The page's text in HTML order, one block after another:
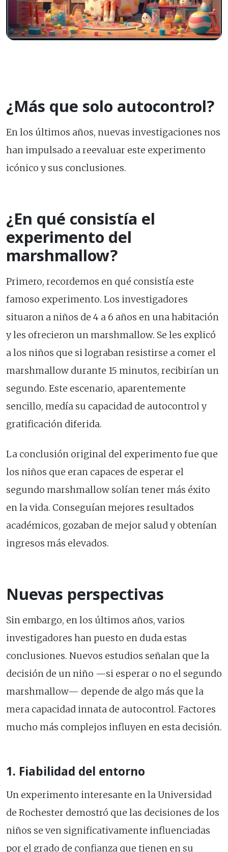
¿Más que solo autocontrol?
En los últimos años, nuevas investigaciones nos
han impulsado a reevaluar este experimento
icónico y sus conclusiones.
¿En qué consistía el
experimento del
marshmallow?
Primero, recordemos en qué consistía este
famoso experimento. Los investigadores
situaron a niños de 4 a 6 años en una habitación
y les ofrecieron un marshmallow. Se les explicó
a los niños que si lograban resistirse a comer el
marshmallow durante 15 minutos, recibirían un
segundo. Este escenario, aparentemente
sencillo, medía su capacidad de autocontrol y
gratificación diferida.
La conclusión original del experimento fue que
los niños que eran capaces de esperar el
segundo marshmallow solían tener más éxito
en la vida. Conseguían mejores resultados
académicos, gozaban de mejor salud y obtenían
ingresos más elevados.
Nuevas perspectivas
Sin embargo, en los últimos años, varios
investigadores han puesto en duda estas
conclusiones. Nuevos estudios señalan que la
decisión de un niño —si esperar o no el segundo
marshmallow— depende de algo más que la
mera capacidad innata de autocontrol. Factores
mucho más complejos influyen en esta decisión.
1. Fiabilidad del entorno
Un experimento interesante en la Universidad
de Rochester demostró que las decisiones de los
niños se ven significativamente influenciadas
por el grado de confianza que tienen en su